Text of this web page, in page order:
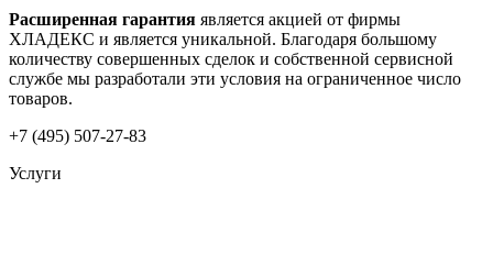
Расширенная гарантия является акцией от фирмы
ХЛАДЕКС и является уникальной. Благодаря большому
количеству совершенных сделок и собственной сервисной
службе мы разработали эти условия на ограниченное число
товаров.
+7 (495) 507-27-83
Услуги